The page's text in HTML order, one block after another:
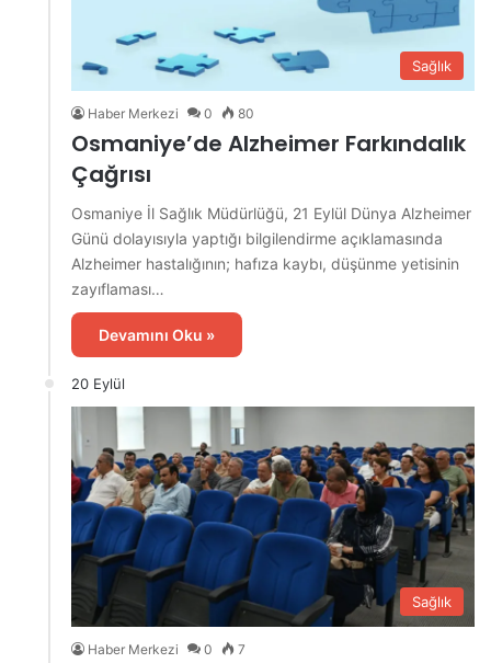
Sağlık
Haber Merkezi 0 80
Osmaniye’de Alzheimer Farkındalık
Çağrısı
Osmaniye İl Sağlık Müdürlüğü, 21 Eylül Dünya Alzheimer
Günü dolayısıyla yaptığı bilgilendirme açıklamasında
Alzheimer hastalığının; hafıza kaybı, düşünme yetisinin
zayıflaması…
Devamını Oku »
20 Eylül
Sağlık
Haber Merkezi 0 7